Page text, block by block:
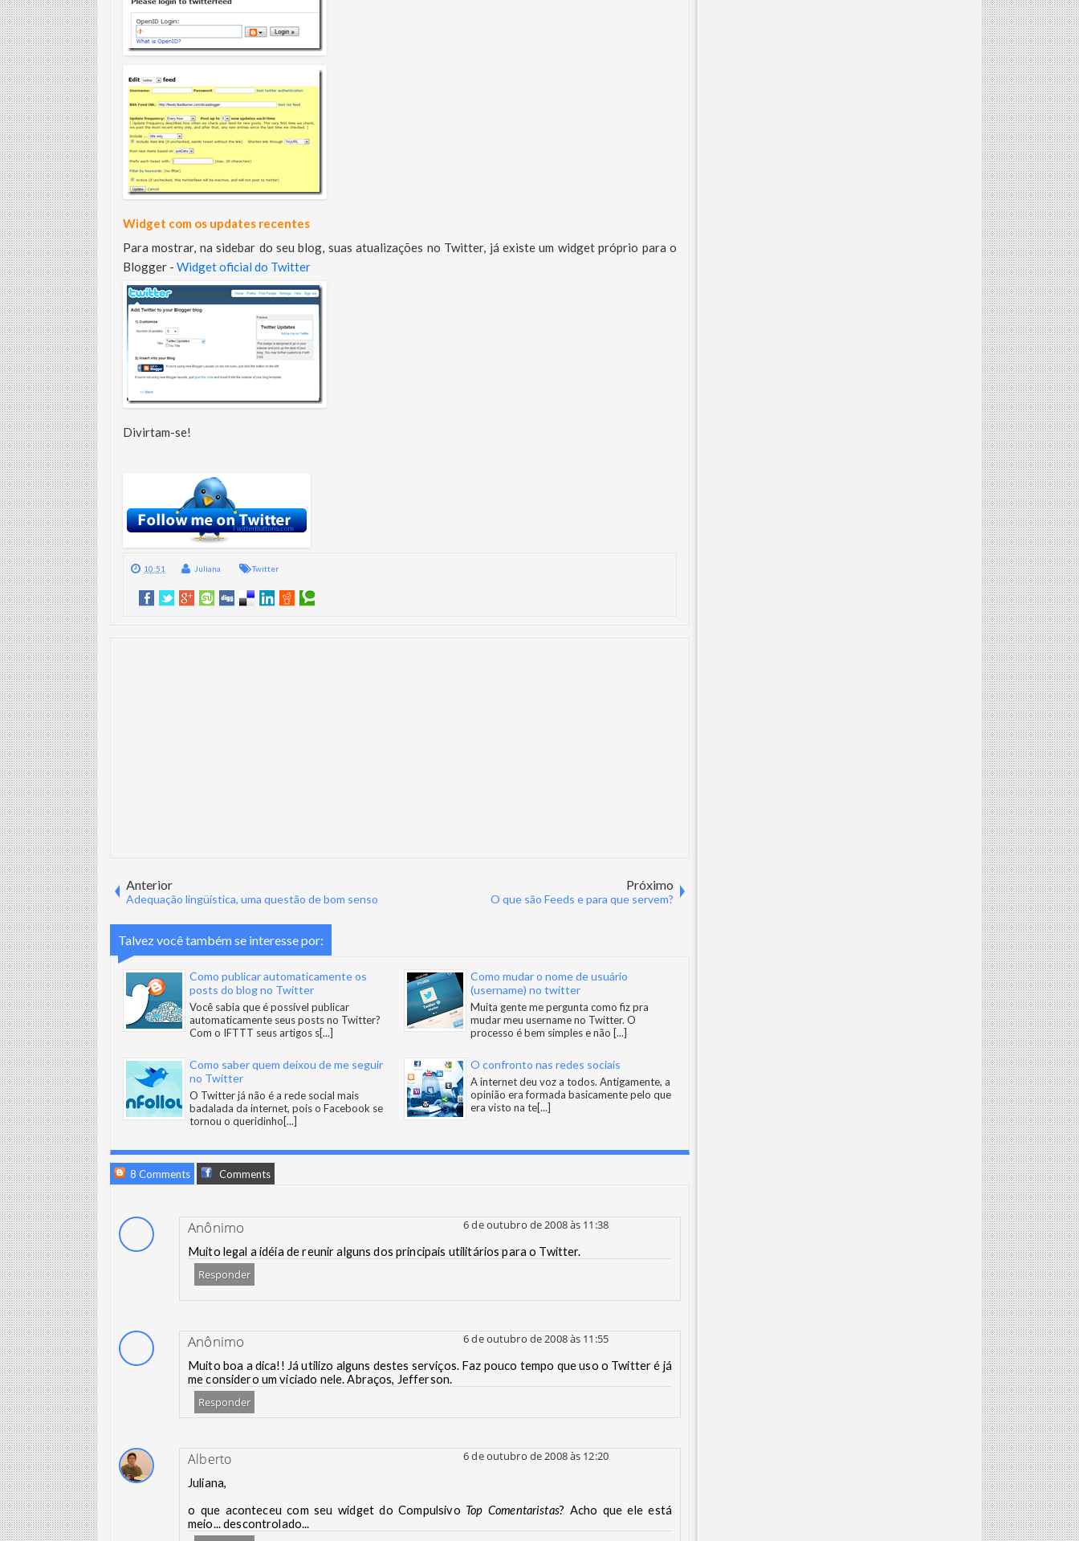
Widget com os updates recentes
Para mostrar, na sidebar do seu blog, suas atualizações no Twitter, já existe um widget próprio para o
Blogger - Widget oficial do Twitter
Divirtam-se!
10:51 Juliana Twitter
Anterior
Adequação lingüística, uma questão de bom senso
Próximo
O que são Feeds e para que servem?
Talvez você também se interesse por:
Como publicar automaticamente os
posts do blog no Twitter
Você sabia que é possível publicar
automaticamente seus posts no Twitter?
Com o IFTTT seus artigos s[...]
Como mudar o nome de usuário
(username) no twitter
Muita gente me pergunta como fiz pra
mudar meu username no Twitter. O
processo é bem simples e não [...]
Como saber quem deixou de me seguir
no Twitter
O Twitter já não é a rede social mais
badalada da internet, pois o Facebook se
tornou o queridinho[...]
O confronto nas redes sociais
A internet deu voz a todos. Antigamente, a
opinião era formada basicamente pelo que
era visto na te[...]
8 Comments Comments
Anônimo 6 de outubro de 2008 às 11:38
Muito legal a idéia de reunir alguns dos principais utilitários para o Twitter.
Responder
Anônimo 6 de outubro de 2008 às 11:55
Muito boa a dica!! Já utilizo alguns destes serviços. Faz pouco tempo que uso o Twitter é já
me considero um viciado nele. Abraços, Jefferson.
Responder
Alberto 6 de outubro de 2008 às 12:20
Juliana,
o que aconteceu com seu widget do Compulsivo Top Comentaristas? Acho que ele está
meio... descontrolado...